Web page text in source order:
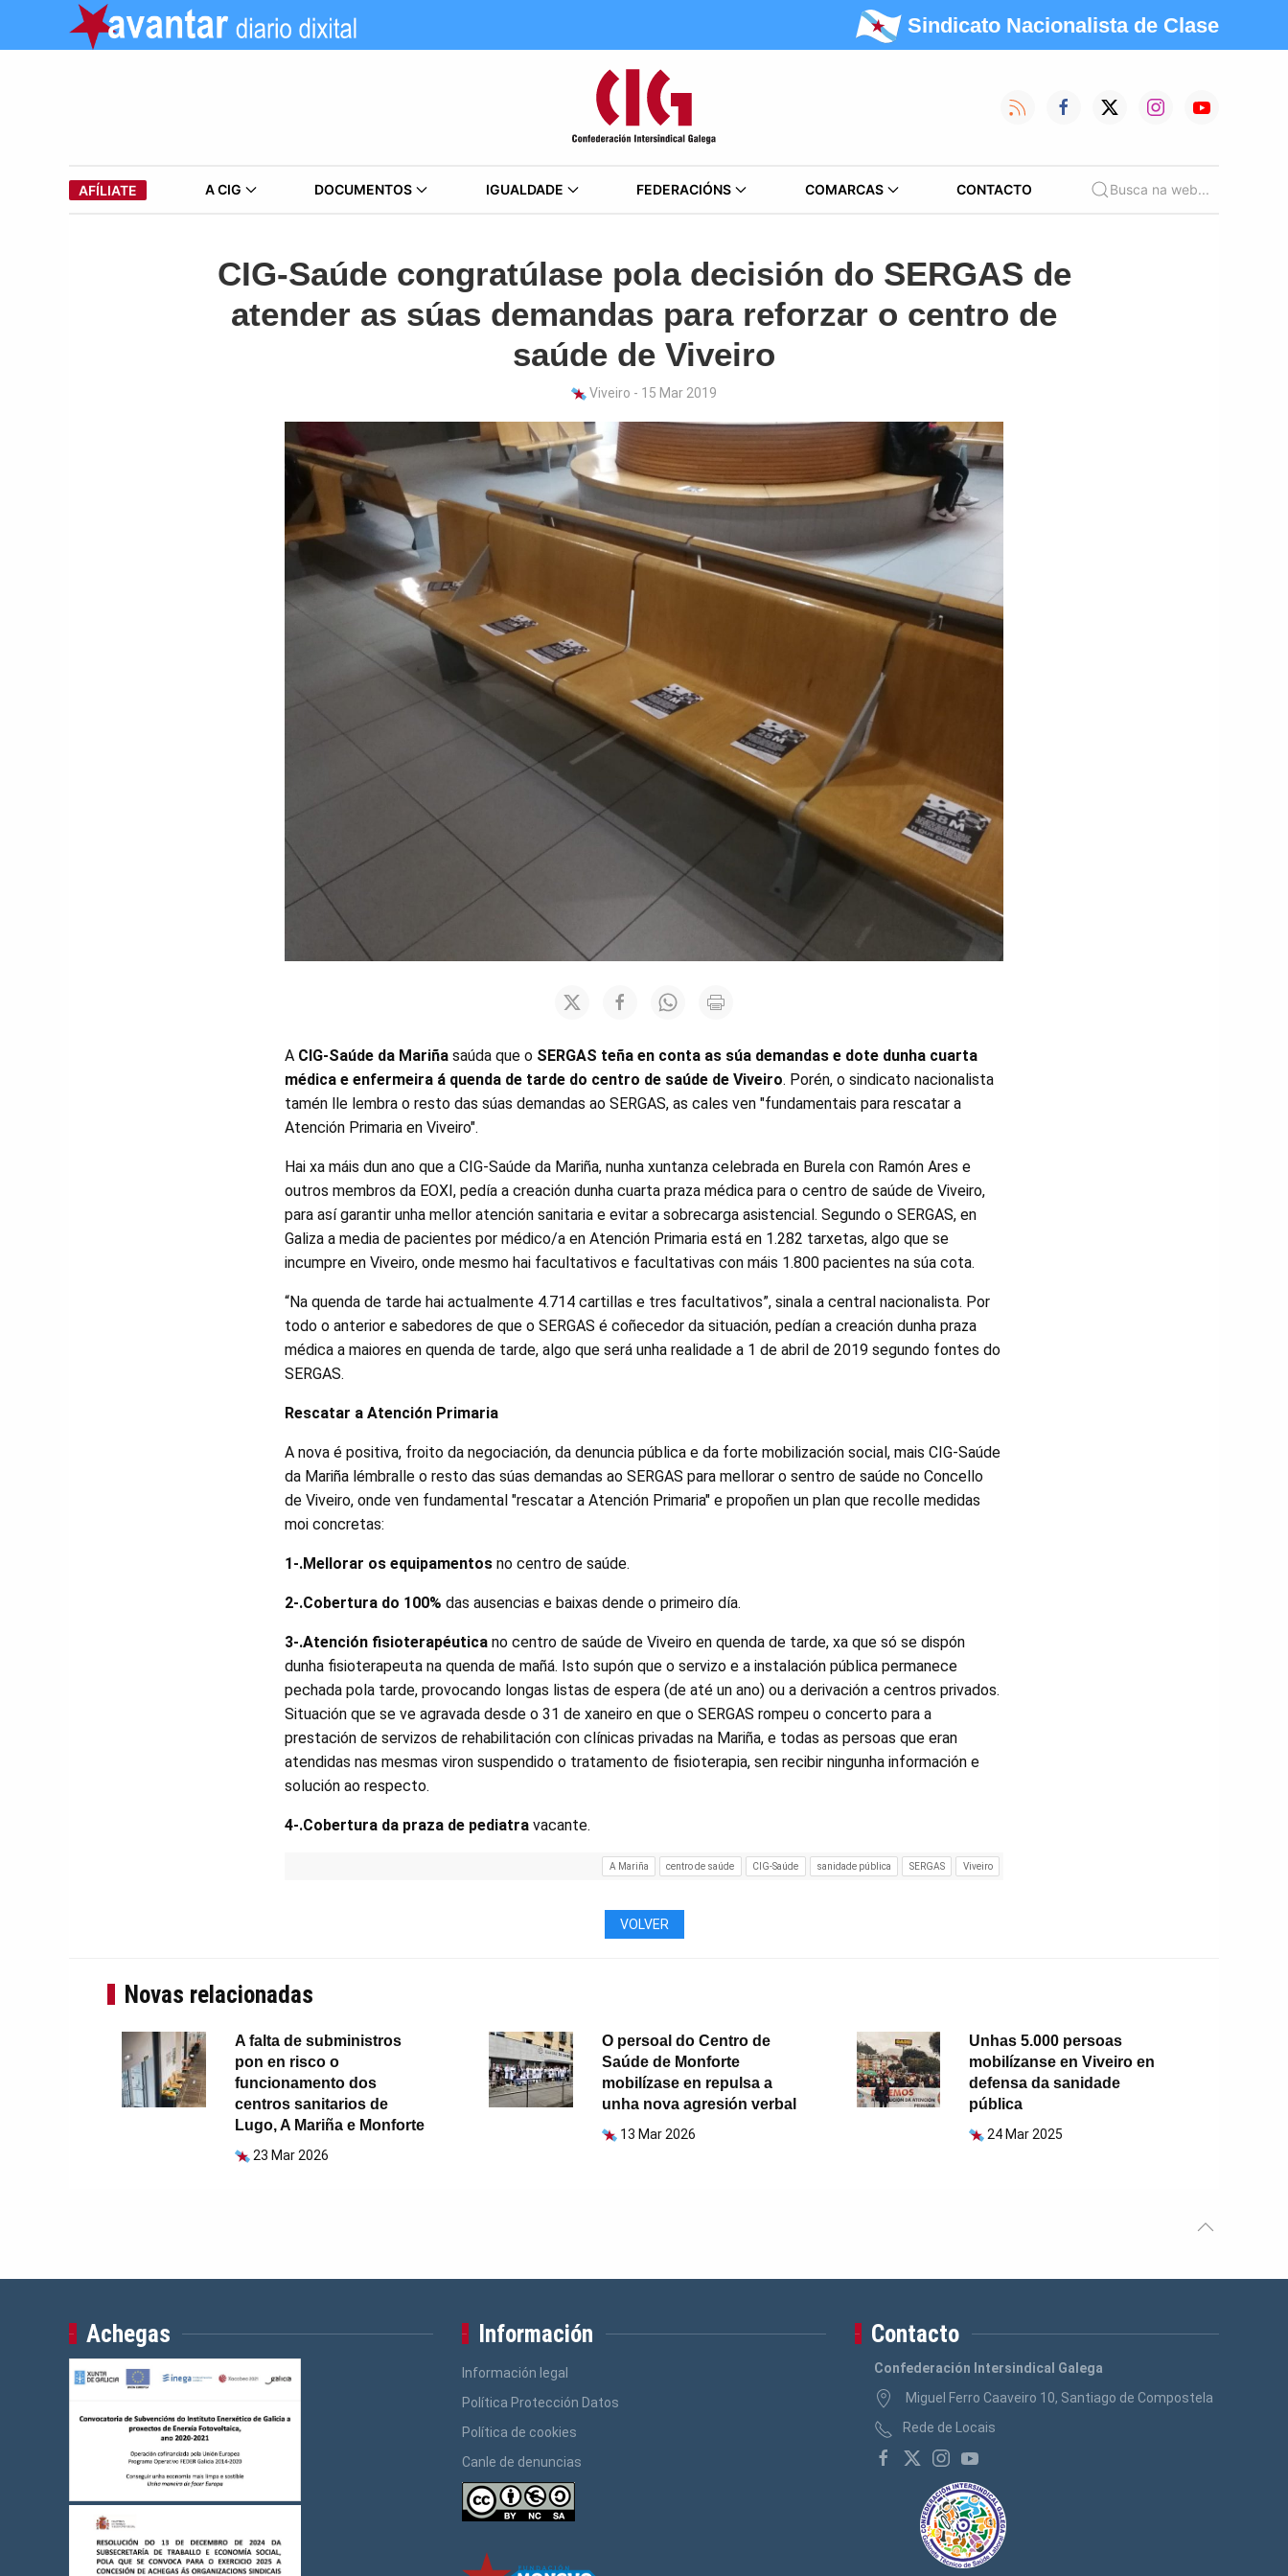
Sindicato Nacionalista de Clase
AFÍLIATE A CIG DOCUMENTOS IGUALDADE FEDERACIÓNS COMARCAS CONTACTO Busca na web...
CIG-Saúde congratúlase pola decisión do SERGAS de
atender as súas demandas para reforzar o centro de
saúde de Viveiro
Viveiro - 15 Mar 2019
A CIG-Saúde da Mariña saúda que o SERGAS teña en conta as súa demandas e dote dunha cuarta
médica e enfermeira á quenda de tarde do centro de saúde de Viveiro. Porén, o sindicato nacionalista
tamén lle lembra o resto das súas demandas ao SERGAS, as cales ven "fundamentais para rescatar a
Atención Primaria en Viveiro".
Hai xa máis dun ano que a CIG-Saúde da Mariña, nunha xuntanza celebrada en Burela con Ramón Ares e
outros membros da EOXI, pedía a creación dunha cuarta praza médica para o centro de saúde de Viveiro,
para así garantir unha mellor atención sanitaria e evitar a sobrecarga asistencial. Segundo o SERGAS, en
Galiza a media de pacientes por médico/a en Atención Primaria está en 1.282 tarxetas, algo que se
incumpre en Viveiro, onde mesmo hai facultativos e facultativas con máis 1.800 pacientes na súa cota.
“Na quenda de tarde hai actualmente 4.714 cartillas e tres facultativos”, sinala a central nacionalista. Por
todo o anterior e sabedores de que o SERGAS é coñecedor da situación, pedían a creación dunha praza
médica a maiores en quenda de tarde, algo que será unha realidade a 1 de abril de 2019 segundo fontes do
SERGAS.
Rescatar a Atención Primaria
A nova é positiva, froito da negociación, da denuncia pública e da forte mobilización social, mais CIG-Saúde
da Mariña lémbralle o resto das súas demandas ao SERGAS para mellorar o sentro de saúde no Concello
de Viveiro, onde ven fundamental "rescatar a Atención Primaria" e propoñen un plan que recolle medidas
moi concretas:
1-.Mellorar os equipamentos no centro de saúde.
2-.Cobertura do 100% das ausencias e baixas dende o primeiro día.
3-.Atención fisioterapéutica no centro de saúde de Viveiro en quenda de tarde, xa que só se dispón
dunha fisioterapeuta na quenda de mañá. Isto supón que o servizo e a instalación pública permanece
pechada pola tarde, provocando longas listas de espera (de até un ano) ou a derivación a centros privados.
Situación que se ve agravada desde o 31 de xaneiro en que o SERGAS rompeu o concerto para a
prestación de servizos de rehabilitación con clínicas privadas na Mariña, e todas as persoas que eran
atendidas nas mesmas viron suspendido o tratamento de fisioterapia, sen recibir ningunha información e
solución ao respecto.
4-.Cobertura da praza de pediatra vacante.
A Mariña centro de saúde CIG-Saúde sanidade pública SERGAS Viveiro
VOLVER
Novas relacionadas
A falta de subministros
pon en risco o
funcionamento dos
centros sanitarios de
Lugo, A Mariña e Monforte
23 Mar 2026
O persoal do Centro de
Saúde de Monforte
mobilízase en repulsa a
unha nova agresión verbal
13 Mar 2026
Unhas 5.000 persoas
mobilízanse en Viveiro en
defensa da sanidade
pública
24 Mar 2025
Achegas Información
Información legal
Política Protección Datos
Política de cookies
Canle de denuncias
Contacto
Confederación Intersindical Galega
Miguel Ferro Caaveiro 10, Santiago de Compostela
Rede de Locais